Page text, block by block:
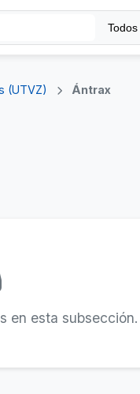
(UTVZ) Ántrax
en esta subsección.